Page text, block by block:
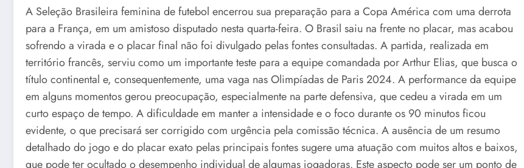
A Seleção Brasileira feminina de futebol encerrou sua preparação para a Copa América com uma derrota
para a França, em um amistoso disputado nesta quarta-feira. O Brasil saiu na frente no placar, mas acabou
sofrendo a virada e o placar final não foi divulgado pelas fontes consultadas. A partida, realizada em
território francês, serviu como um importante teste para a equipe comandada por Arthur Elias, que busca o
título continental e, consequentemente, uma vaga nas Olimpíadas de Paris 2024. A performance da equipe
em alguns momentos gerou preocupação, especialmente na parte defensiva, que cedeu a virada em um
curto espaço de tempo. A dificuldade em manter a intensidade e o foco durante os 90 minutos ficou
evidente, o que precisará ser corrigido com urgência pela comissão técnica. A ausência de um resumo
detalhado do jogo e do placar exato pelas principais fontes sugere uma atuação com muitos altos e baixos,
que pode ter ocultado o desempenho individual de algumas jogadoras. Este aspecto pode ser um ponto de